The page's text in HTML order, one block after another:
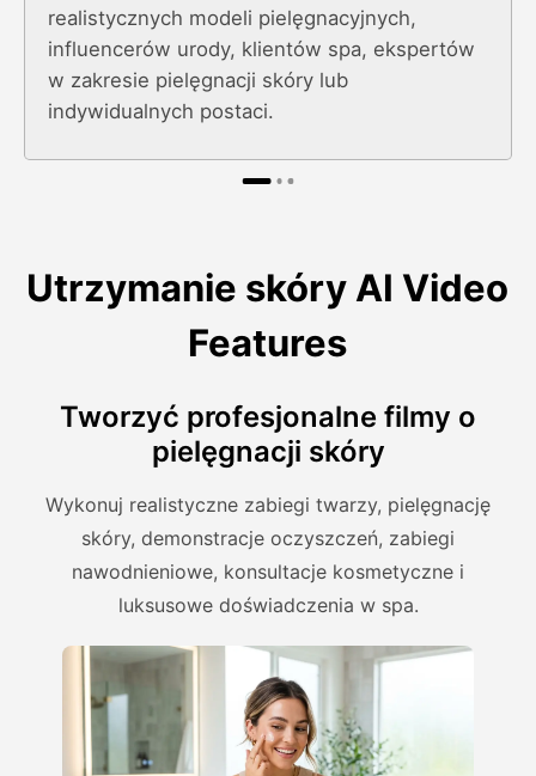
realistycznych modeli pielęgnacyjnych,
influencerów urody, klientów spa, ekspertów
w zakresie pielęgnacji skóry lub
indywidualnych postaci.
Utrzymanie skóry AI Video
Features
Tworzyć profesjonalne filmy o
pielęgnacji skóry
Wykonuj realistyczne zabiegi twarzy, pielęgnację
skóry, demonstracje oczyszczeń, zabiegi
nawodnieniowe, konsultacje kosmetyczne i
luksusowe doświadczenia w spa.